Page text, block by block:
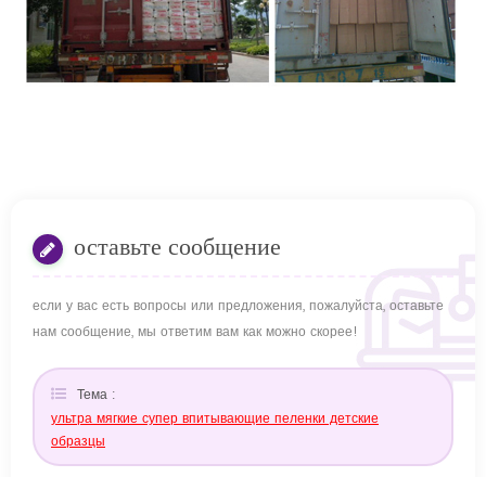
оставьте сообщение
если у вас есть вопросы или предложения, пожалуйста, оставьте
нам сообщение, мы ответим вам как можно скорее!
Тема :
ультра мягкие супер впитывающие пеленки детские
образцы